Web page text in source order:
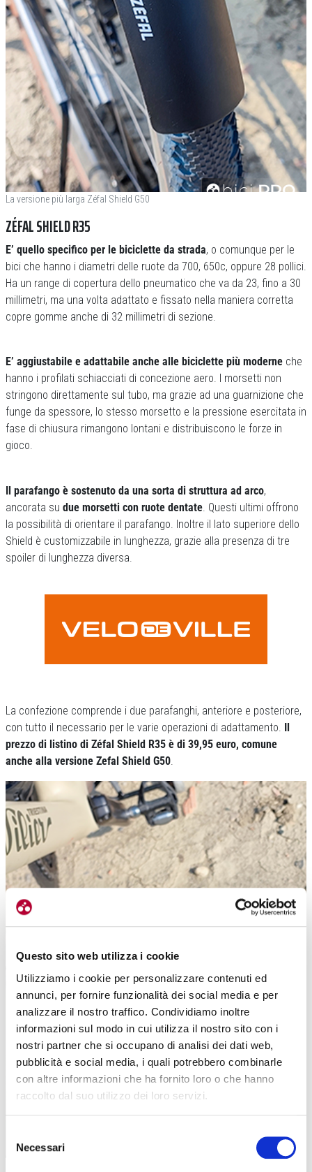
Questo sito web utilizza i cookie
Utilizziamo i cookie per personalizzare contenuti ed
annunci, per fornire funzionalità dei social media e per
analizzare il nostro traffico. Condividiamo inoltre
informazioni sul modo in cui utilizza il nostro sito con i
nostri partner che si occupano di analisi dei dati web,
pubblicità e social media, i quali potrebbero combinarle
con altre informazioni che ha fornito loro o che hanno
raccolto dal suo utilizzo dei loro servizi.
delNecessari
La versione più larga Zéfal Shield G50
ZÉFAL SHIELD R35
E’ quello specifico per le biciclette da strada, o comunque per le
bici che hanno i diametri delle ruote da 700, 650c, oppure 28 pollici.
Ha un range di copertura dello pneumatico che va da 23, fino a 30
millimetri, ma una volta adattato e fissato nella maniera corretta
copre gomme anche di 32 millimetri di sezione.
E’ aggiustabile e adattabile anche alle biciclette più moderne che
hanno i profilati schiacciati di concezione aero. I morsetti non
stringono direttamente sul tubo, ma grazie ad una guarnizione che
funge da spessore, lo stesso morsetto e la pressione esercitata in
fase di chiusura rimangono lontani e distribuiscono le forze in
gioco.
Il parafango è sostenuto da una sorta di struttura ad arco,
ancorata su due morsetti con ruote dentate . Questi ultimi offrono
la possibilità di orientare il parafango. Inoltre il lato superiore dello
Shield è customizzabile in lunghezza, grazie alla presenza di tre
spoiler di lunghezza diversa.
La confezione comprende i due parafanghi, anteriore e posteriore,
con tutto il necessario per le varie operazioni di adattamento. Il
prezzo di listino di Zéfal Shield R35 è di 39,95 euro, comune
anche alla versione Zefal Shield G50
G50 anteriore